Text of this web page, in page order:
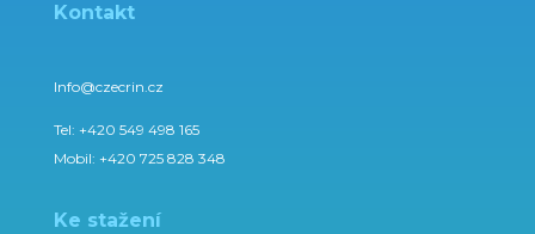
Kontakt
Info@czecrin.cz
Tel: +420 549 498 165
Mobil: +420 725 828 348
Ke stažení